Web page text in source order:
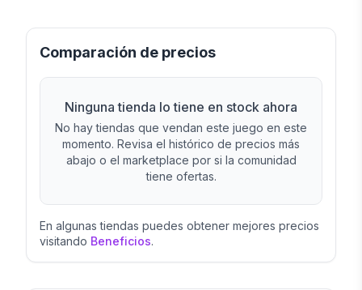
Reykholt es corta y cada año viene más
gente. ¡Hacer uso de las personas adecuadas
y tener las verduras adecuadas en el
momento adecuado en Reykholt te dará la
ventaja que necesitas para ganar la carrera!
Comparación de precios
Ninguna tienda lo tiene en stock ahora
No hay tiendas que vendan este juego en este
momento. Revisa el histórico de precios más
abajo o el marketplace por si la comunidad
tiene ofertas.
En algunas tiendas puedes obtener mejores precios
visitando Beneficios.